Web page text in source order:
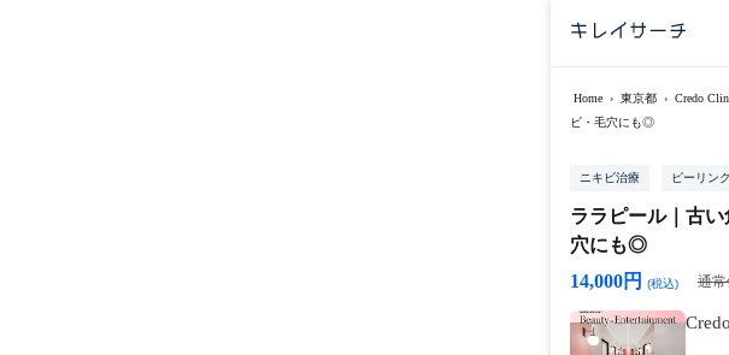
Home › 東京都 › Credo
ビ・毛穴にも◎
ニキビ治療 ピーリン
ララピール｜古
穴にも◎
14,000円
(税込) 通常